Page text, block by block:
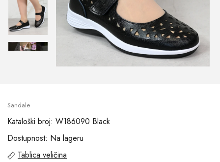
Sandale
Kataloški broj: W186090 Black
Dostupnost: Na lageru
Tablica veličina